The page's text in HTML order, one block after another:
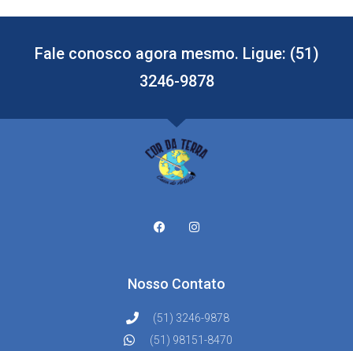
Fale conosco agora mesmo. Ligue: (51)
3246-9878
Nosso Contato
(51) 3246-9878
(51) 98151-8470